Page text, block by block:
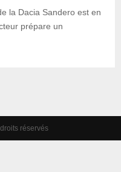
la Dacia Sandero est en
prépare un
réservés